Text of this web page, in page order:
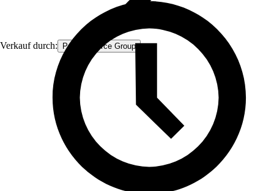
Verkauf durch: Procommerce Group